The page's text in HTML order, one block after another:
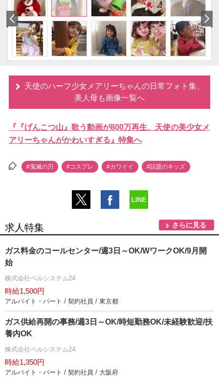
天使のハーフ少女メアリーちゃんの日常フォト集、
美人母も画像一覧へ
『『げんこつ山』歌う動画が800万再生、天使の美少女メ
アリーちゃんがかわいすぎる』特集へ
#鬼滅の刃 #コスプレ #カワイイ #話題のキッズ
求人特集 さらに見る
ガス料金のコールセンター/週3日～OK/WワークOK/9月開
始
株式会社ベルシステム24
時給1,500円
アルバイト・パート / 契約社員 / 東京都
ガス供給再開の事務/週3日～OK/時短勤務OK/未経験歓迎/扶
養内OK
株式会社ベルシステム24
時給1,350円
アルバイト・パート / 契約社員 / 大阪府